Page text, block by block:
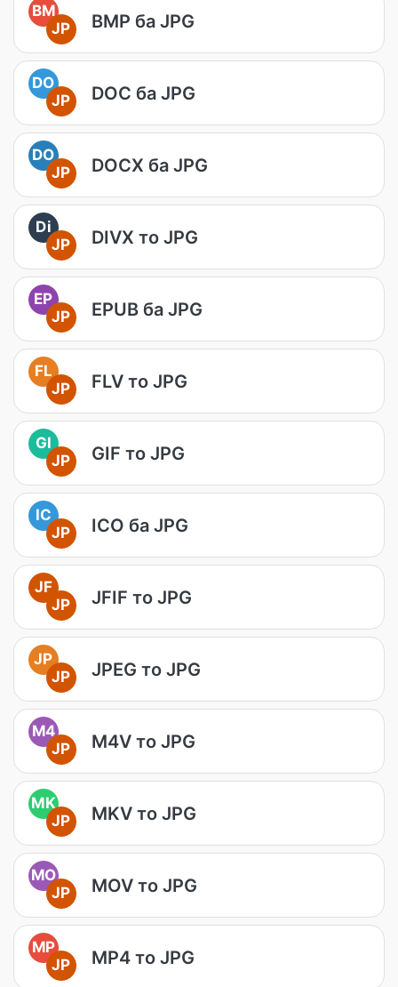
BM
JP
BMP ба JPG
DO
JP
DOC ба JPG
DO
JP
DOCX ба JPG
Di
JP
DIVX то JPG
EP
JP
EPUB ба JPG
FL
JP
FLV то JPG
GI
JP
GIF то JPG
IC
JP
ICO ба JPG
JF
JP
JFIF то JPG
JP
JP
JPEG то JPG
M4
JP
M4V то JPG
MK
JP
MKV то JPG
MO
JP
MOV то JPG
MP
JP
MP4 то JPG